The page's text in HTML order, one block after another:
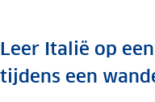
Leer Italië op
tijdens een